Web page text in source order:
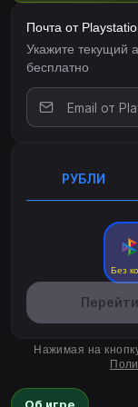
Почта от
Укажите текущий
бесплатно
РУБЛИ
Без
Нажимая на
Об игре